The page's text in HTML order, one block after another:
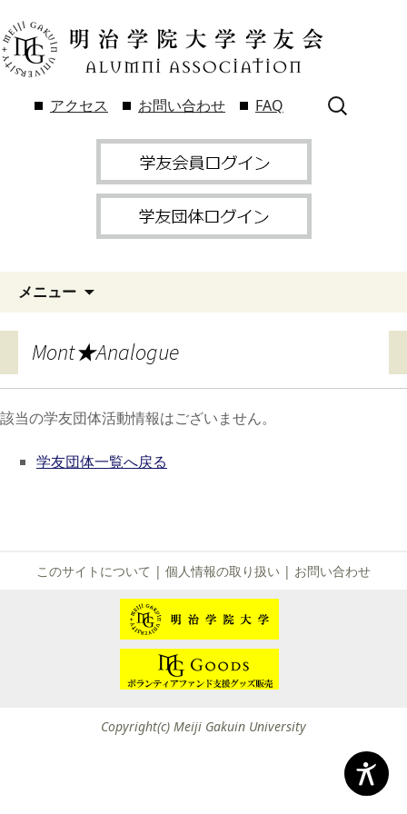
アクセス お問い合わせ FAQ
検
索:
メニュー
Mont★Analogue
該当の学友団体活動情報はございません。
学友団体一覧へ戻る
このサイトについて | 個人情報の取り扱い | お問い合わせ
Copyright(c) Meiji Gakuin University